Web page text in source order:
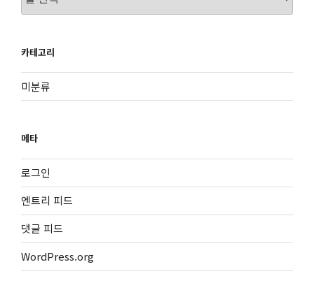
관
카테고리
미분류
메타
로그인
엔트리 피드
댓글 피드
WordPress.org